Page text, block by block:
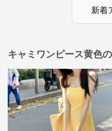
新着
キャミワンピース黄色